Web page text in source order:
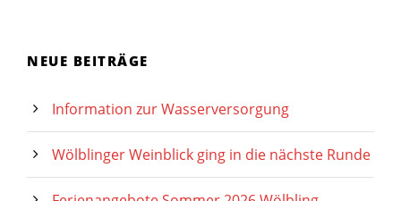
NEUE BEITRÄGE
Information zur Wasserversorgung
Wölblinger Weinblick ging in die nächste Runde